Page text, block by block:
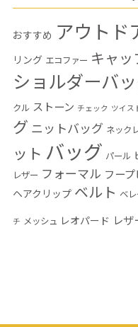
おすすめ アウトド
リング エコファー キャッ
ショルダーバ
クル ストーン チェック ツイス
グ ニットバッグ ネック
ット バッグ パール
レザー フォーマル フー
ヘアクリップ ベルト ベ
チ メッシュ レオパード レザ